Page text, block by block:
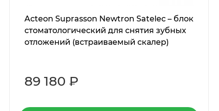
Acteon Suprasson Newtron Satelec – блок
стоматологический для снятия зубных
отложений (встраиваемый скалер)
89 180 ₽